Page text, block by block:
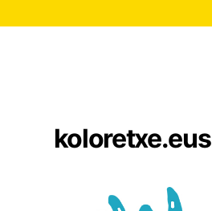
koloretxe.eus